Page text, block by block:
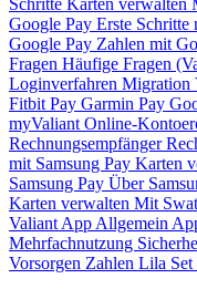
Google Pay Erste Schritte
Google Pay Zahlen mit
Fragen Häufige Fragen
Loginverfahren Migration
Fitbit Pay Garmin Pay
myValiant Online-
Rechnungsempfänger
mit Samsung Pay Karten
Samsung Pay Über
Karten verwalten Mit
Valiant App Allgemein
Mehrfachnutzung
Vorsorgen Zahlen Lila Set